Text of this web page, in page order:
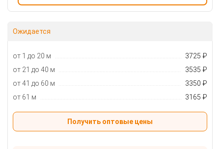
Ожидается
от 1 до 20 м
3725 ₽
от 21 до 40 м
3535 ₽
от 41 до 60 м
3350 ₽
от 61 м
3165 ₽
Получить оптовые цены